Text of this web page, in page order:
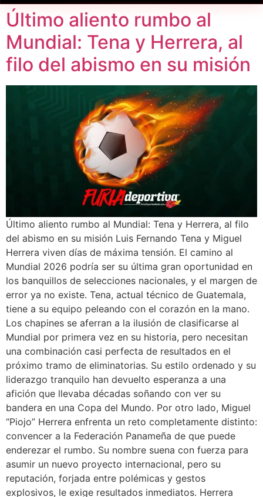
Último aliento rumbo al
Mundial: Tena y Herrera, al
filo del abismo en su misión
Último aliento rumbo al Mundial: Tena y Herrera, al filo
del abismo en su misión Luis Fernando Tena y Miguel
Herrera viven días de máxima tensión. El camino al
Mundial 2026 podría ser su última gran oportunidad en
los banquillos de selecciones nacionales, y el margen de
error ya no existe. Tena, actual técnico de Guatemala,
tiene a su equipo peleando con el corazón en la mano.
Los chapines se aferran a la ilusión de clasificarse al
Mundial por primera vez en su historia, pero necesitan
una combinación casi perfecta de resultados en el
próximo tramo de eliminatorias. Su estilo ordenado y su
liderazgo tranquilo han devuelto esperanza a una
afición que llevaba décadas soñando con ver su
bandera en una Copa del Mundo. Por otro lado, Miguel
“Piojo” Herrera enfrenta un reto completamente distinto:
convencer a la Federación Panameña de que puede
enderezar el rumbo. Su nombre suena con fuerza para
asumir un nuevo proyecto internacional, pero su
reputación, forjada entre polémicas y gestos
explosivos, le exige resultados inmediatos. Herrera